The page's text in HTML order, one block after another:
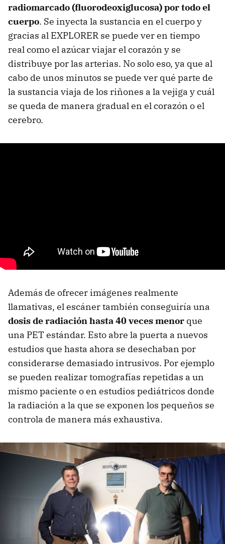
radiomarcado (fluorodeoxiglucosa) por todo el
cuerpo. Se inyecta la sustancia en el cuerpo y
gracias al EXPLORER se puede ver en tiempo
real como el azúcar viajar el corazón y se
distribuye por las arterias. No solo eso, ya que al
cabo de unos minutos se puede ver qué parte de
la sustancia viaja de los riñones a la vejiga y cuál
se queda de manera gradual en el corazón o el
cerebro.
Además de ofrecer imágenes realmente
llamativas, el escáner también conseguiría una
dosis de radiación hasta 40 veces menor que
una PET estándar. Esto abre la puerta a nuevos
estudios que hasta ahora se desechaban por
considerarse demasiado intrusivos. Por ejemplo
se pueden realizar tomografías repetidas a un
mismo paciente o en estudios pediátricos donde
la radiación a la que se exponen los pequeños se
controla de manera más exhaustiva.